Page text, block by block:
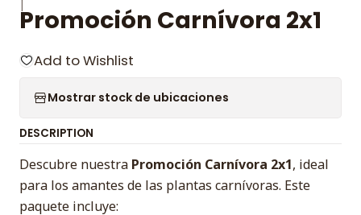
|
Promoción Carnívora 2x1
Add to Wishlist
Mostrar stock de ubicaciones
DESCRIPTION
Descubre nuestra Promoción Carnívora 2x1, ideal
para los amantes de las plantas carnívoras. Este
paquete incluye: